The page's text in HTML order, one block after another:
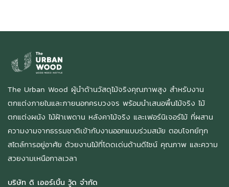
The Urban Wood ผู้นำด้านวัสดุไม้จริงคุณภาพสูง สำหรับงาน
ตกแต่งภายในและภายนอกครบวงจร พร้อมนำเสนอพื้นไม้จริง ไม้
ตกแต่งผนัง ไม้ฝ้าเพดาน หลังคาไม้จริง และเฟอร์นิเจอร์ไม้ ที่ผสาน
ความงามจากธรรมชาติเข้ากับงานออกแบบร่วมสมัย ตอบโจทย์ทุก
สไตล์การอยู่อาศัย ด้วยงานไม้ที่โดดเด่นด้านดีไซน์ คุณภาพ และความ
สวยงามเหนือกาลเวลา
บริษัท ดิ เออร์เบิ้น วู้ด จำกัด